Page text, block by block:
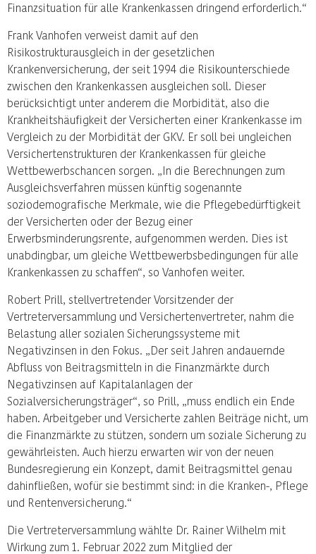
Finanzsituation für alle Krankenkassen dringend erforderlich.“
Frank Vanhofen verweist damit auf den
Risikostrukturausgleich in der gesetzlichen
Krankenversicherung, der seit 1994 die Risikounterschiede
zwischen den Krankenkassen ausgleichen soll. Dieser
berücksichtigt unter anderem die Morbidität, also die
Krankheitshäufigkeit der Versicherten einer Krankenkasse im
Vergleich zu der Morbidität der GKV. Er soll bei ungleichen
Versichertenstrukturen der Krankenkassen für gleiche
Wettbewerbschancen sorgen. „In die Berechnungen zum
Ausgleichsverfahren müssen künftig sogenannte
soziodemografische Merkmale, wie die Pflegebedürftigkeit
der Versicherten oder der Bezug einer
Erwerbsminderungsrente, aufgenommen werden. Dies ist
unabdingbar, um gleiche Wettbewerbsbedingungen für alle
Krankenkassen zu schaffen“, so Vanhofen weiter.
Robert Prill, stellvertretender Vorsitzender der
Vertreterversammlung und Versichertenvertreter, nahm die
Belastung aller sozialen Sicherungssysteme mit
Negativzinsen in den Fokus. „Der seit Jahren andauernde
Abfluss von Beitragsmitteln in die Finanzmärkte durch
Negativzinsen auf Kapitalanlagen der
Sozialversicherungsträger“, so Prill, „muss endlich ein Ende
haben. Arbeitgeber und Versicherte zahlen Beiträge nicht, um
die Finanzmärkte zu stützen, sondern um soziale Sicherung zu
gewährleisten. Auch hierzu erwarten wir von der neuen
Bundesregierung ein Konzept, damit Beitragsmittel genau
dahinfließen, wofür sie bestimmt sind: in die Kranken-, Pflege
und Rentenversicherung.“
Die Vertreterversammlung wählte Dr. Rainer Wilhelm mit
Wirkung zum 1. Februar 2022 zum Mitglied der